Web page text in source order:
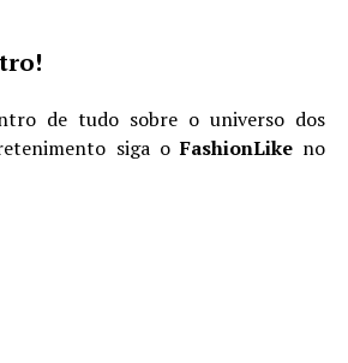
de tudo sobre o universo dos
siga oFashionLike no